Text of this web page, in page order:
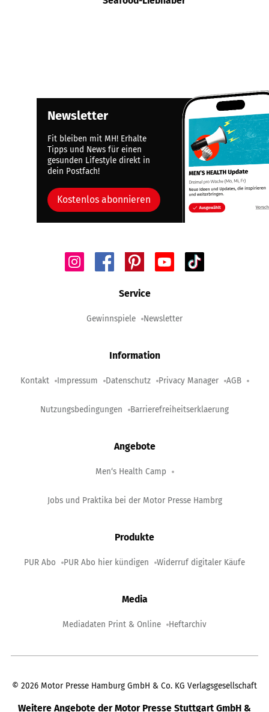
Newsletter
Fit bleiben mit MH! Erhalte
Tipps und News für einen
gesunden Lifestyle direkt in
dein Postfach!
Kostenlos abonnieren
Service
Gewinnspiele Newsletter
Information
Kontakt Impressum Datenschutz Privacy Manager AGB
Nutzungsbedingungen Barrierefreiheitserklaerung
Angebote
Men‘s Health Camp
Jobs und Praktika bei der Motor Presse Hambrg
Produkte
PUR Abo PUR Abo hier kündigen Widerruf digitaler Käufe
Media
Mediadaten Print & Online Heftarchiv
© 2026 Motor Presse Hamburg GmbH & Co. KG Verlagsgesellschaft
Weitere Angebote der Motor Presse Stuttgart GmbH &